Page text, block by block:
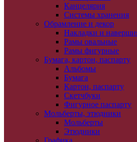
Канцелярия
Системы хранения
Обрамление и декор
Накладки и
Рамы овальные
Рамы фигурные
Бумага, картон, паспарту
Альбомы
Бумага
Картон, паспарту
Скетчбуки
Фигурное паспарту
Мольберты, этюдники
Мольберты
Этюдники